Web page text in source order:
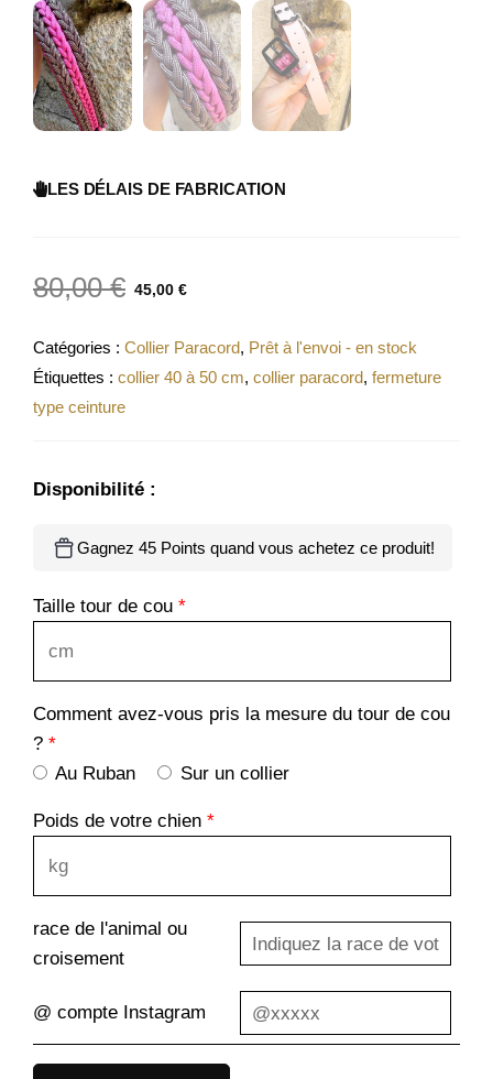
LES DÉLAIS DE FABRICATION
80,00€ 45,00 €
Catégories : Collier Paracord, Prêt à l'envoi - en stock
Étiquettes : collier 40 à 50 cm, collier paracord, fermeture
type ceinture
Disponibilité :
Gagnez 45 Points quand vous achetez ce produit!
Taille tour de cou *
Comment avez-vous pris la mesure du tour de cou
? *
Au Ruban
Sur un collier
Poids de votre chien *
race de l'animal ou
croisement
@ compte Instagram